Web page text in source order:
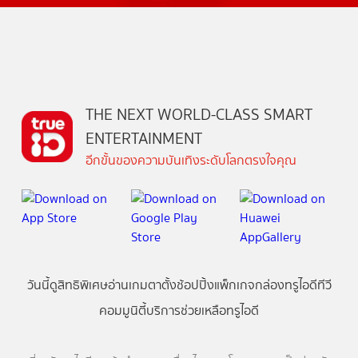
THE NEXT WORLD-CLASS SMART
ENTERTAINMENT
อีกขั้นของความบันเทิงระดับโลกตรงใจคุณ
วันนี้ดูสิทธิพิเศษอ่านเกมตาตั้งช้อปปิ้งแพ็กเกจกล่องทรูไอดีทีวี
คอมมูนิตี้บริการช่วยเหลือทรูไอดี